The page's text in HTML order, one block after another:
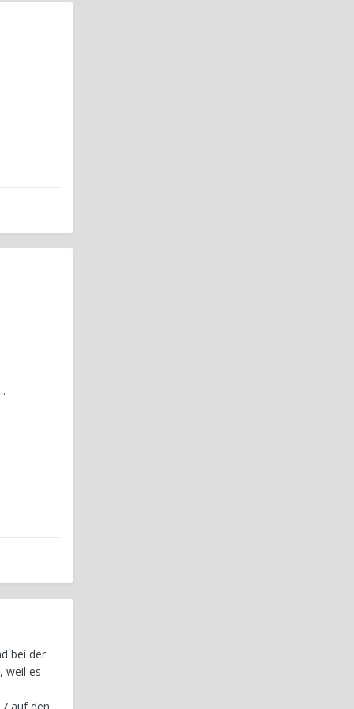
bei der
weil es
auf den